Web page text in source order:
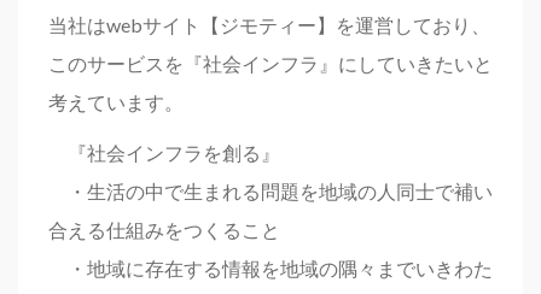
当社はwebサイト【ジモティー】を運営しており、
このサービスを『社会インフラ』にしていきたいと
考えています。
『社会インフラを創る』
・生活の中で生まれる問題を地域の人同士で補い
合える仕組みをつくること
・地域に存在する情報を地域の隅々までいきわた